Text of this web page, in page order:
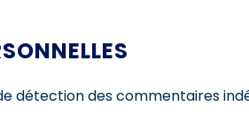
détection des commentaires